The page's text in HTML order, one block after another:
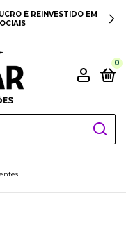
É REINVESTIDO EM
0